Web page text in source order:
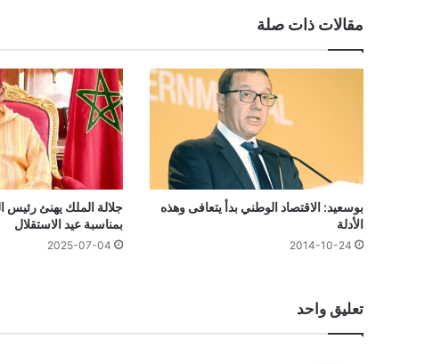
مقالات ذات صلة
بوسعيد: الاقتصاد الوطني بدأ يتعافى وهذه
الأدلة
2014-10-24
جلالة الملك يهنئ رئيس
بمناسبة عيد الاستقلال
2025-07-04
تعليق واحد